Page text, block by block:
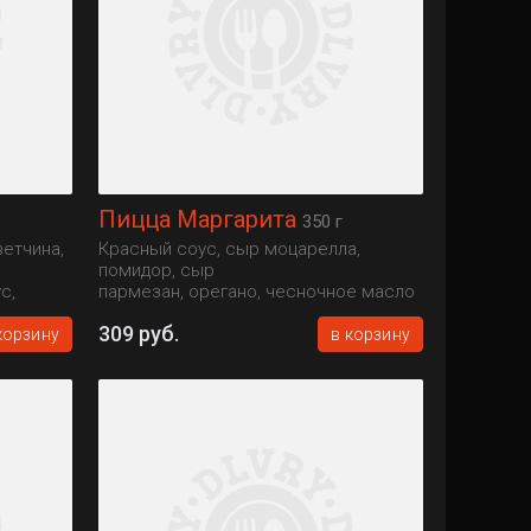
Пицца Маргарита 350 г
Красный соус, сыр моцарелла,
помидор, сыр
пармезан, орегано, чесночное масло
309 руб. в корзину